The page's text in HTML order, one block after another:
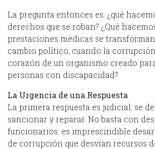
La pregunta entonces es: ¿qué
derechos que se roban? ¿Qué
prestaciones médicas se
cambio político, cuando la
corazón de un organismo creado
personas con discapacidad?
La Urgencia de una Respuesta
La primera respuesta es judicial: se
sancionar y reparar. No basta con
funcionarios: es imprescindible
de corrupción que desvían recursos